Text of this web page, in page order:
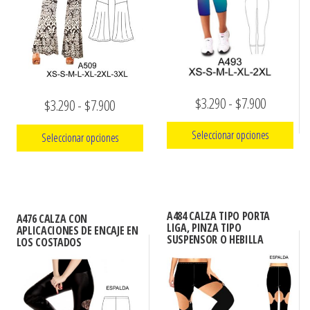
elegir
en
la
página
producto
pueden
elegir
en
la
de
producto
$3.290- $7.900Rango
de
precios:
hasta
Seleccionar opciones
múltiples
variantes.
opciones
se
$3.290- $7.900Rango
de
precios:
$7.900
Seleccionar opciones
múltiples
variantes.
Las
opciones
se
A484 CALZA TIPO PORTA
LIGA, PINZA TIPO
SUSPENSOR O HEBILLA
A476 CALZA CON
APLICACIONES DE ENCAJE EN
LOS COSTADOS